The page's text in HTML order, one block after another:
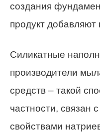
создания
продукт добавляют
Силикатные
производители
средств – такой
частности,
свойствами